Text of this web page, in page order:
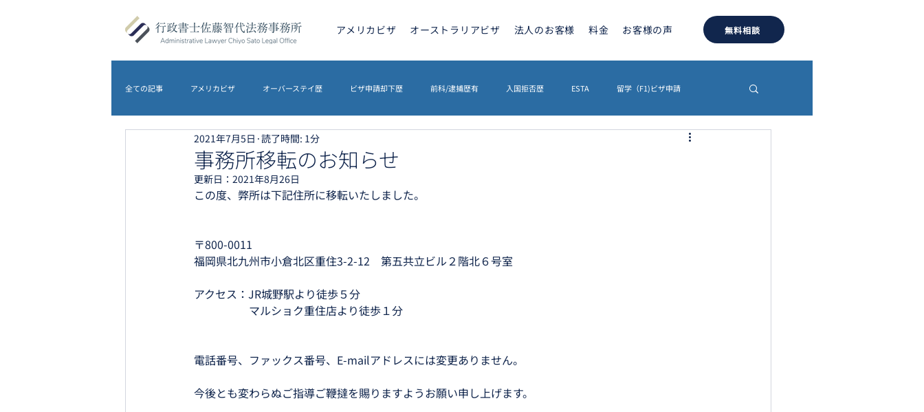
アメリカビザ オーストラリアビザ 法人のお客様 料金 お客様の声 無料相談
全ての記事 アメリカビザ オーバーステイ歴 ビザ申請却下歴 前科/逮捕歴有 入国拒否歴 ESTA 留学（F1)ビザ申請
アメリカビザ オーストラリアビザ 認証・翻訳
離婚 イギリスビザ イギリスETA その他
事務所移転のお知らせ
2021年7月5日 読了時間: 1分
更新日： 2021年8月26日
この度、弊所は下記住所に移転いたしました。
〒800-0011
福岡県北九州市小倉北区重住3-2-12　第五共立ビル２階北６号室
アクセス：JR城野駅より徒歩５分
マルショク重住店より徒歩１分
電話番号、ファックス番号、E-mailアドレスには変更ありません。
今後とも変わらぬご指導ご鞭撻を賜りますようお願い申し上げます。